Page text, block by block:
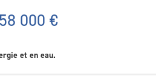
000 €
et en eau.